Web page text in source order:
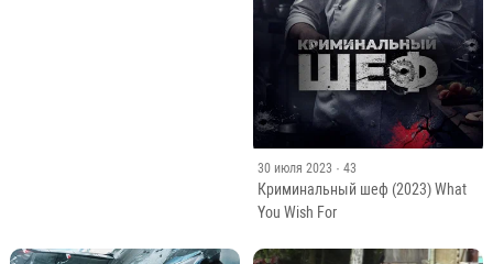
30 июля 2023 · 43
Криминальный шеф (2023) What
You Wish For